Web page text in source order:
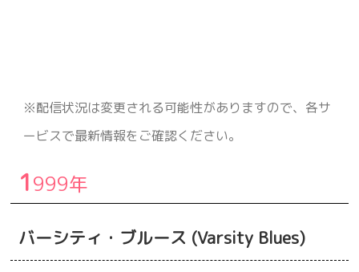
※配信状況は変更される可能性がありますので、各サ
ービスで最新情報をご確認ください。
1999年
バーシティ・ブルース (Varsity Blues)